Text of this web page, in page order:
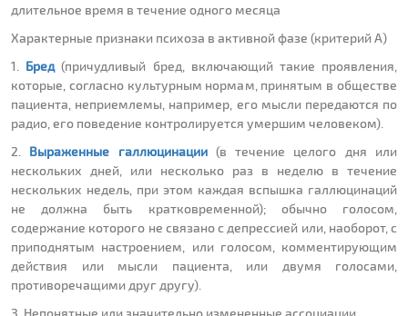
длительное время в течение одного месяца
Характерные признаки психоза в активной фазе (критерий А)
1. Бред(причудливый бред, включающий такие проявления,
которые, согласно культурным нормам, принятым в обществе
пациента, неприемлемы, например, его мысли передаются по
радио, его поведение контролируется умершим человеком).
2. Выраженные галлюцинации(в течение целого дня или
нескольких дней, или несколько раз в неделю в течение
нескольких недель, при этом каждая вспышка галлюцинаций
не должна быть кратковременной); обычно голосом,
содержание которого не связано с депрессией или, наоборот, с
приподнятым настроением, или голосом, комментирующим
действия или мысли пациента, или двумя голосами,
противоречащими друг другу).